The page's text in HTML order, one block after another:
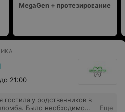
MegaGen + протезирование
до 21:00
гостила у родственников в
Было необходимо
Еще